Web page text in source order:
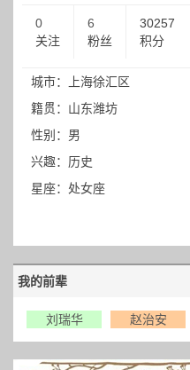
0
关注
6
粉丝
30257
积分
城市：上海徐汇区
籍贯：山东潍坊
性别：男
兴趣：历史
星座：处女座
我的前辈
刘瑞华 赵治安